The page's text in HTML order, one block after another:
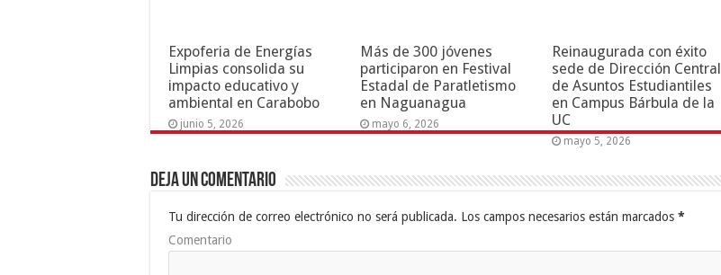
Expoferia de Energías
Limpias consolida su
impacto educativo y
ambiental en Carabobo
junio 5, 2026
Más de 300 jóvenes
participaron en Festival
Estadal de Paratletismo
en Naguanagua
mayo 6, 2026
Reinaugurada con éxito
sede de Dirección Central
de Asuntos Estudiantiles
en Campus Bárbula de la
UC
mayo 5, 2026
Deja un comentario
Tu dirección de correo electrónico no será publicada. Los campos necesarios están marcados *
Comentario